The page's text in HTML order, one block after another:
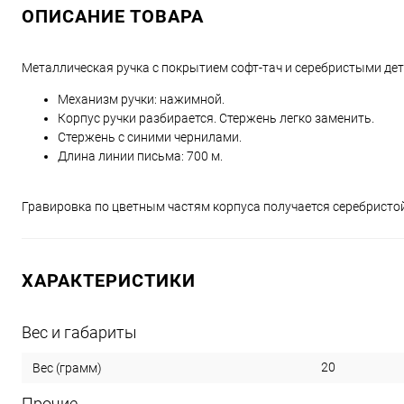
ОПИСАНИЕ ТОВАРА
Металлическая ручка с покрытием софт-тач и серебристыми
Механизм ручки: нажимной.
Корпус ручки разбирается. Стержень легко заменить.
Стержень с синими чернилами.
Длина линии письма: 700 м.
Гравировка по цветным частям корпуса получается
ХАРАКТЕРИСТИКИ
Вес и габариты
Вес (грамм) 20